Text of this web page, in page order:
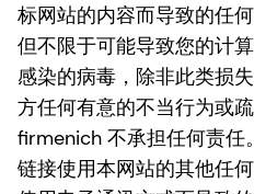
标网站的内容而导致的任
但不限于可能导致您的计
感染的病毒，除非此类损
方任何有意的不当行为或
firmenich 不承担任何责任
链接使用本网站的其他任